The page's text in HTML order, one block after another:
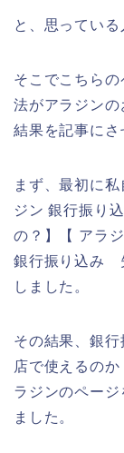
と、思っている
そこでこちら
法がアラジンの
結果を記事にさ
まず、最初に
ジン 銀行振り
の？】【 アラ
銀行振り込み
しました。
その結果、銀
店で使えるの
ラジンのペー
ました。